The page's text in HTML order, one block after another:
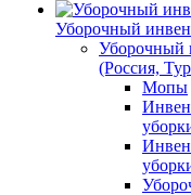
Уборочный
Уборочный
(Россия,
Мопы